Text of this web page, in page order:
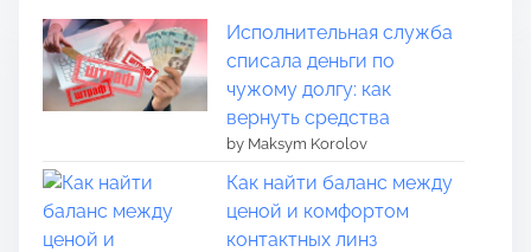
Исполнительная служба
списала деньги по
чужому долгу: как
вернуть средства
by Maksym Korolov
Как найти баланс между
ценой и комфортом
контактных линз